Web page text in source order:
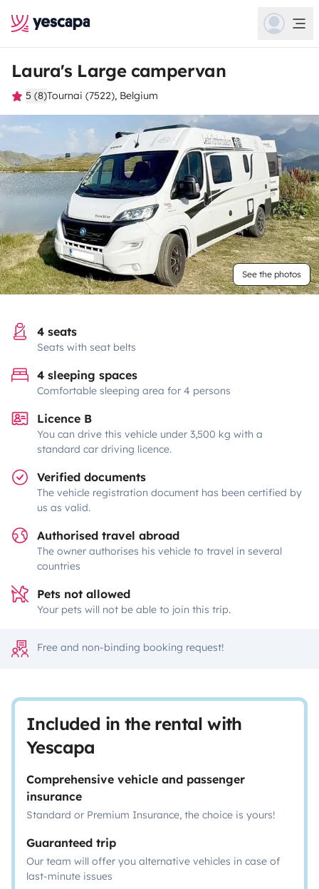
Laura's Large campervan
5 (8)Tournai (7522), Belgium
See the photos
4 seats
Seats with seat belts
4 sleeping spaces
Comfortable sleeping area for 4 persons
Licence B
You can drive this vehicle under 3,500 kg with a
standard car driving licence.
Verified documents
The vehicle registration document has been certified by
us as valid.
Authorised travel abroad
The owner authorises his vehicle to travel in several
countries
Pets not allowed
Your pets will not be able to join this trip.
Free and non-binding booking request!
Included in the rental with
Yescapa
Comprehensive vehicle and passenger
insurance
Standard or Premium Insurance, the choice is yours!
Guaranteed trip
Our team will offer you alternative vehicles in case of
last-minute issues